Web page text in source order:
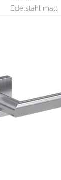
Edelstahl matt